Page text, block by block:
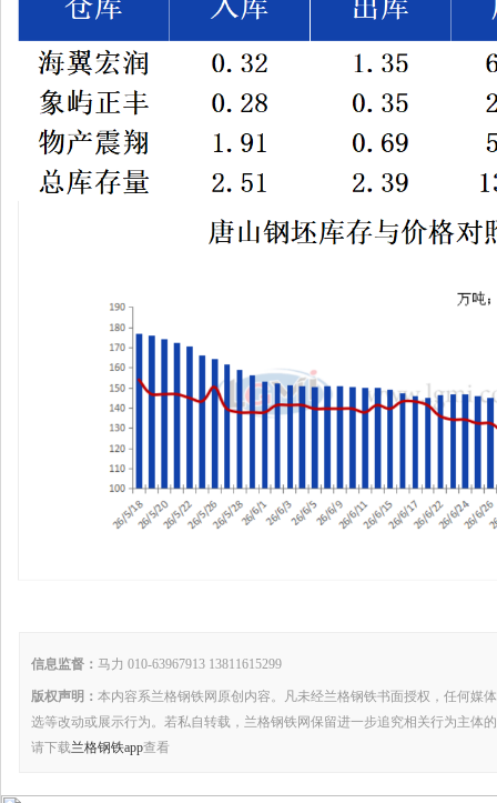
信息监督： 马力 010-63967913 13811615299
版权声明： 本内容系兰格钢铁网原创内容。凡未经兰格钢铁书面授权，任何媒
选等改动或展示行为。若私自转载，兰格钢铁网保留进一步追究相关行为主体
请下载兰格钢铁app查看